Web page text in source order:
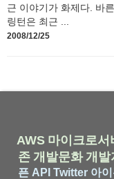
근 이야기가 화제다. 바
링턴은 최근 ...
2008/12/25
AWS 마이크로서
존 개발문화 개발
픈 API Twitter 아